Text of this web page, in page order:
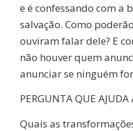
e é confessando com a
salvação. Como
ouviram falar dele? E
não houver quem
anunciar se ninguém
PERGUNTA QUE AJUDA
Quais as